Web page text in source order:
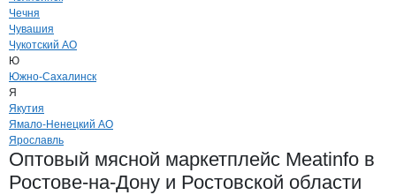
Чечня
Чувашия
Чукотский АО
Ю
Южно-Сахалинск
Я
Якутия
Ямало-Ненецкий АО
Ярославль
Оптовый мясной маркетплейс Meatinfo в
Ростове-на-Дону и Ростовской области